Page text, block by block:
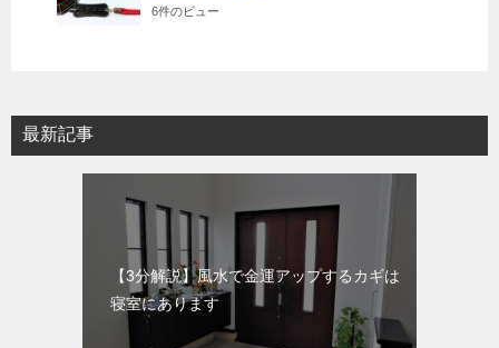
6件のビュー
最新記事
【3分解説】風水で金運アップするカギは
寝室にあります